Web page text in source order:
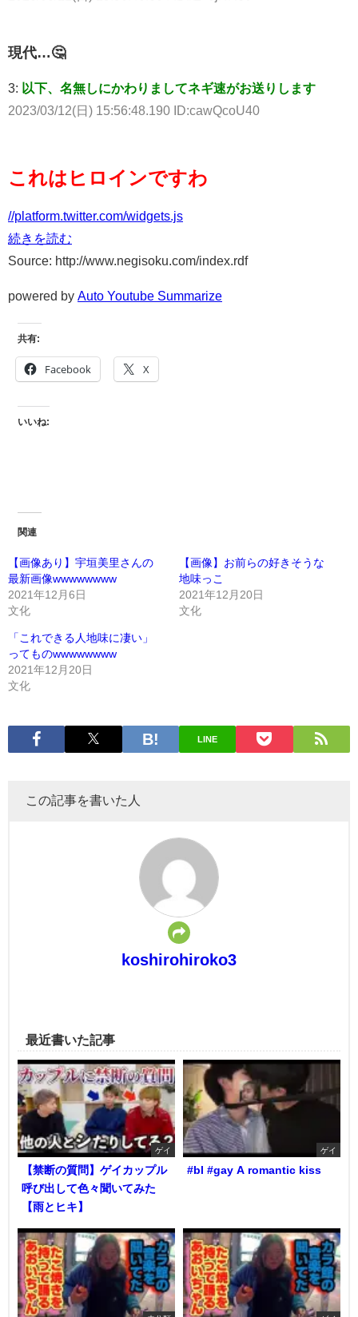
現代…🤔
3: 以下、名無しにかわりましてネギ速がお送りします
2023/03/12(日) 15:56:48.190 ID:cawQcoU40
これはヒロインですわ
//platform.twitter.com/widgets.js
続きを読む
Source: http://www.negisoku.com/index.rdf
powered by Auto Youtube Summarize
共有:
Facebook X
いいね:
関連
【画像あり】宇垣美里さんの
最新画像wwwwwwww
2021年12月6日
文化
【画像】お前らの好きそうな
地味っこ
2021年12月20日
文化
「これできる人地味に凄い」
ってものwwwwwwww
2021年12月20日
文化
LINE
この記事を書いた人
koshirohiroko3
最近書いた記事
ゲイ
【禁断の質問】ゲイカップル
呼び出して色々聞いてみた
【雨とヒキ】
ゲイ
#bl #gay A romantic kiss